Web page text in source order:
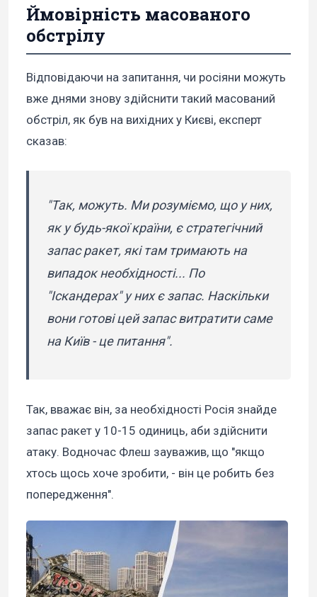
Ймовірність масованого
обстрілу
Відповідаючи на запитання, чи росіяни можуть
вже днями знову здійснити такий масований
обстріл, як був на вихідних у Києві, експерт
сказав:
"Так, можуть. Ми розуміємо, що у них,
як у будь-якої країни, є стратегічний
запас ракет, які там тримають на
випадок необхідності... По
"Іскандерах" у них є запас. Наскільки
вони готові цей запас витратити саме
на Київ - це питання".
Так, вважає він, за необхідності Росія знайде
запас ракет у 10-15 одиниць, аби здійснити
атаку. Водночас Флеш зауважив, що "якщо
хтось щось хоче зробити, - він це робить без
попередження".